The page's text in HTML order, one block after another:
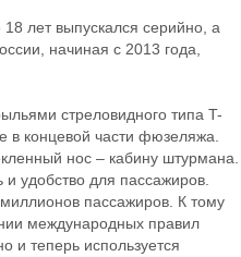
лет выпускался серийно, а
начиная с 2013 года,
стреловидного типа T-
в концевой части фюзеляжа.
нос – кабину штурмана.
удобство для пассажиров.
пассажиров. К тому
международных правил
и теперь используется